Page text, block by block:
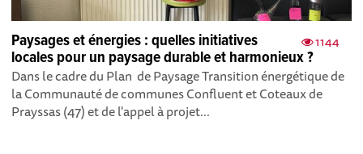
1144
Paysages et énergies : quelles initiatives
locales pour un paysage durable et harmonieux ?
Dans le cadre du Plan de Paysage Transition énergétique de
la Communauté de communes Confluent et Coteaux de
Prayssas (47) et de l'appel à projet...